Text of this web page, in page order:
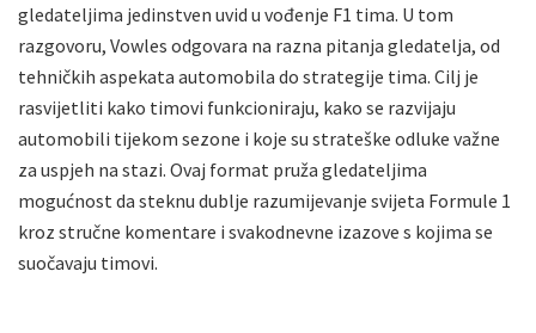
gledateljima jedinstven uvid u vođenje F1 tima. U tom
razgovoru, Vowles odgovara na razna pitanja gledatelja, od
tehničkih aspekata automobila do strategije tima. Cilj je
rasvijetliti kako timovi funkcioniraju, kako se razvijaju
automobili tijekom sezone i koje su strateške odluke važne
za uspjeh na stazi. Ovaj format pruža gledateljima
mogućnost da steknu dublje razumijevanje svijeta Formule 1
kroz stručne komentare i svakodnevne izazove s kojima se
suočavaju timovi.